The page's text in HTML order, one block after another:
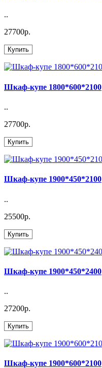
..
27700р.
Купить
Шкаф-купе 1800*600*2100
..
27700р.
Купить
Шкаф-купе 1900*450*2100
..
25500р.
Купить
Шкаф-купе 1900*450*2400
..
27200р.
Купить
Шкаф-купе 1900*600*2100